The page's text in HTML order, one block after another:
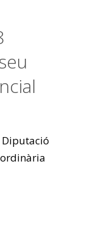
Diputació